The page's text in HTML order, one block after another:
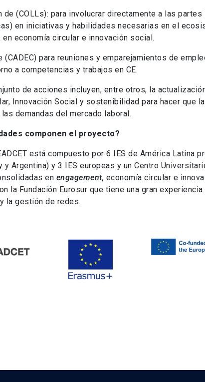
de (COLLs): para involucrar directamente a las partes
en iniciativas y habilidades necesarias en el
en economía circular e innovación social.
(CADEC) para reuniones y emparejamientos de
a competencias y trabajos en CE.
de acciones incluyen, entre otros, la
Innovación Social y sostenibilidad para hacer que
demandas del mercado laboral.
componen el proyecto?
está compuesto por 6 IES de América Latina
y Argentina) y 3 IES europeas y un Centro
en engagement, economía circular e
la Fundación Eurosur que tiene una gran
la gestión de redes.